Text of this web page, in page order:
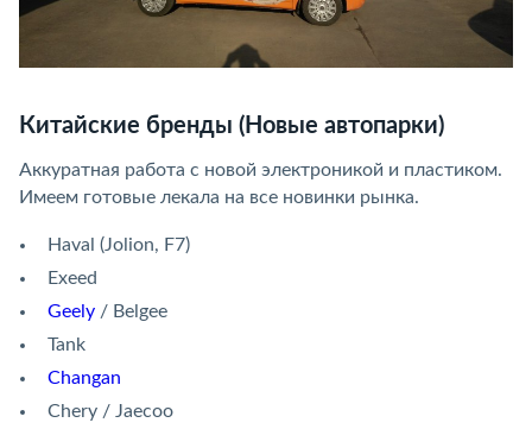
Китайские бренды (Новые автопарки)
Аккуратная работа с новой электроникой и пластиком.
Имеем готовые лекала на все новинки рынка.
Haval (Jolion, F7)
Exeed
Geely / Belgee
Tank
Changan
Chery / Jaecoo